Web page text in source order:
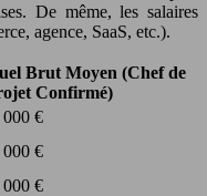
De même, les salaires
agence, SaaS, etc.).
Brut Moyen (Chef de
Confirmé)
€
€
€